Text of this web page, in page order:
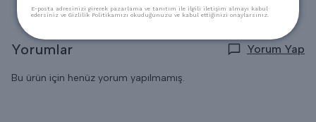
Yorumlar Yorum Yap
Bu ürün için henüz yorum yapılmamış.
E-posta adresinizi girerek pazarlama ve tanıtım ile ilgili iletişim almayı kabul
edersiniz ve Gizlilik Politikamızı okuduğunuzu ve kabul ettiğinizi onaylarsınız.